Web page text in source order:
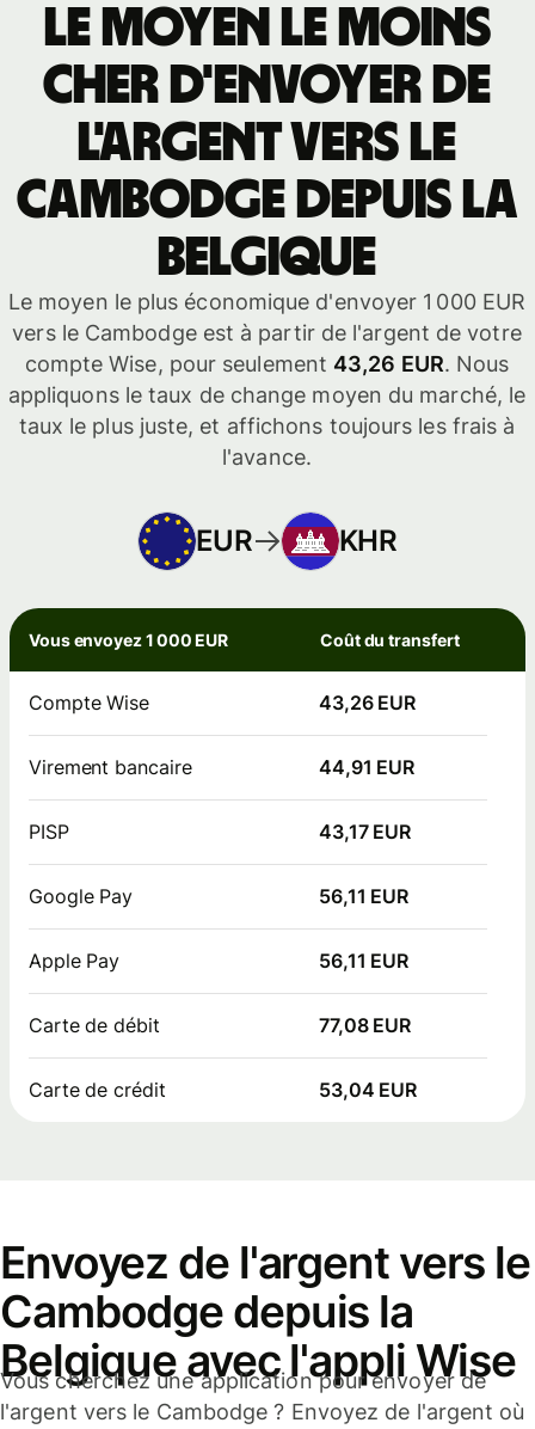
Le moyen le moins
cher d'envoyer de
l'argent vers le
Cambodge depuis la
Belgique
Le moyen le plus économique d'envoyer 1 000 EUR
vers le Cambodge est à partir de l'argent de votre
compte Wise, pour seulement 43,26 EUR. Nous
appliquons le taux de change moyen du marché, le
taux le plus juste, et affichons toujours les frais à
l'avance.
EUR KHR
Vous envoyez 1 000 EUR Coût du transfert
Compte Wise 43,26 EUR
Virement bancaire 44,91 EUR
PISP 43,17 EUR
Google Pay 56,11 EUR
Apple Pay 56,11 EUR
Carte de débit 77,08 EUR
Carte de crédit 53,04 EUR
Envoyez de l'argent vers le
Cambodge depuis la
Belgique avec l'appli Wise
Vous cherchez une application pour envoyer de
l'argent vers le Cambodge ? Envoyez de l'argent où